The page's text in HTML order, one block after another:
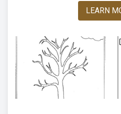
LEARN